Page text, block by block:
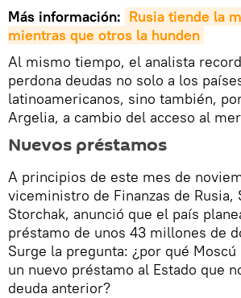
Más información: Rusia tiende la
mientras que otros la hunden
Al mismo tiempo, el analista
perdona deudas no solo a los
latinoamericanos, sino también,
Argelia, a cambio del acceso al
Nuevos préstamos
A principios de este mes de
viceministro de Finanzas de Rusia,
Storchak, anunció que el país
préstamo de unos 43 millones de
Surge la pregunta: ¿por qué
un nuevo préstamo al Estado que
deuda anterior?